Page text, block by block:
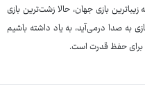
بازی جهان، حالا زشت‌ترین بازی
صدا درمی‌آید، به یاد داشته باشیم